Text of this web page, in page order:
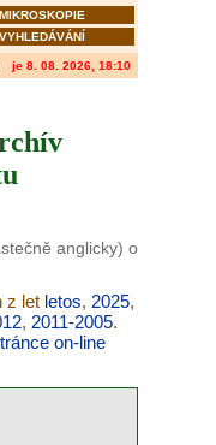
MIKROSKOPIE
VYHLEDÁVÁNÍ
je 8. 08. 2026, 18:10
anglicky) o
z let letos, 2025,
, 2011-2005.
on-line